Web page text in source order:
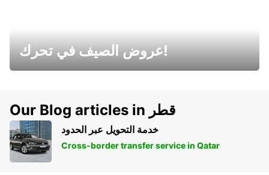
عروض الصيف في تحرك!
Our Blog articles in قطر
خدمة التحويل عبر الحدود
Cross-border transfer service in Qatar